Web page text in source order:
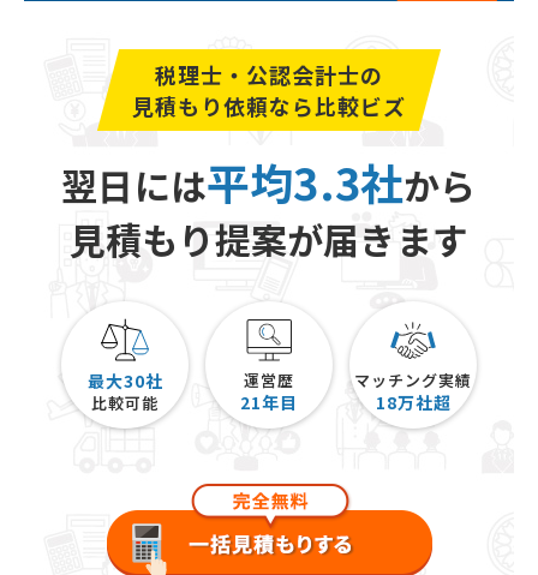
税理士・公認会計士の
見積もり依頼なら比較ビズ
翌日には平均3.3社から
見積もり提案が届きます
最大30社
比較可能
運営歴
21年目
マッチング実績
18万社超